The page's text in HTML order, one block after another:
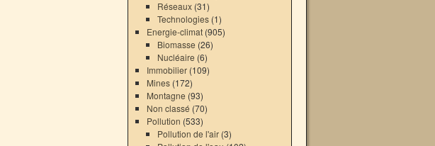
Réseaux (31)
Technologies (1)
Energie-climat(905)
Biomasse (26)
Nucléaire (6)
Immobilier(109)
Mines(172)
Montagne (93)
Non classé (70)
Pollution (533)
Pollution de l'air (3)